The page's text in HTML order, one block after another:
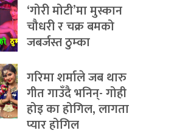
‘गोरी मोटी’मा मुस्कान
चौधरी र चक्र बमको
जबर्जस्त ठुम्का
गरिमा शर्माले जब थारु
गीत गाउँदै भनिन्- गोही
होइ का होगिल, लागता
प्यार होगिल